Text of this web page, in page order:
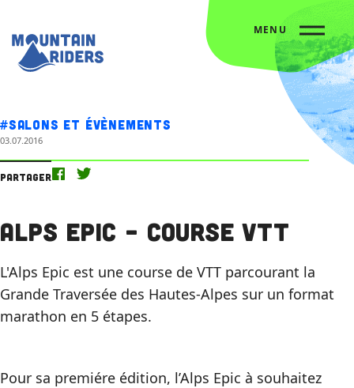
MENU
#Salons et évènements
03.07.2016
Partager
Alps Epic – Course VTT
L'Alps Epic est une course de VTT parcourant la
Grande Traversée des Hautes-Alpes sur un format
marathon en 5 étapes.
Pour sa premiére édition, l’Alps Epic à souhaitez